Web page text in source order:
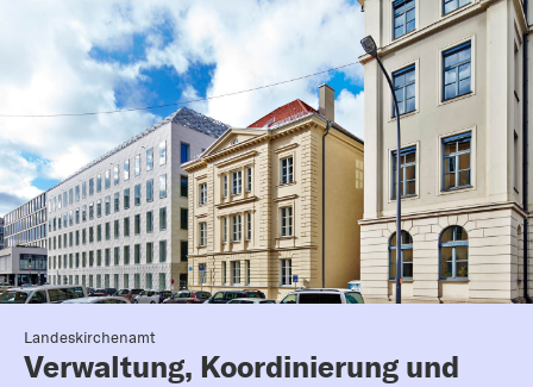
Landeskirchenamt
Verwaltung, Koordinierung und